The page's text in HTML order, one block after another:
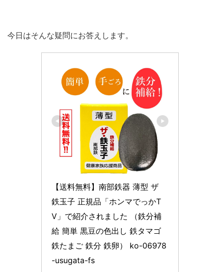
今日はそんな疑問にお答えします。
【送料無料】南部鉄器 薄型 ザ
鉄玉子 正規品「ホンマでっかT
V」で紹介されました （鉄分補
給 簡単 黒豆の色出し 鉄タマゴ
鉄たまご 鉄分 鉄卵） ko-06978
-usugata-fs